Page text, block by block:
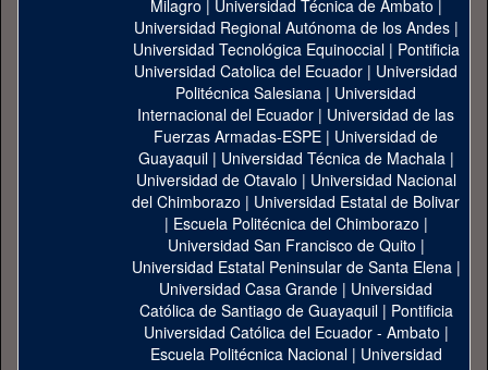
Milagro | Universidad Técnica de Ambato |
Universidad Regional Autónoma de los Andes|
Universidad Tecnológica Equinoccial| Pontificia
Universidad Catolica del Ecuador | Universidad
Politécnica Salesiana | Universidad
Internacional del Ecuador | Universidad de las
Fuerzas Armadas-ESPE | Universidad de
Guayaquil| Universidad Técnica de Machala|
Universidad de Otavalo | Universidad Nacional
del Chimborazo | Universidad Estatal de Bolivar
| Escuela Politécnica del Chimborazo |
Universidad San Francisco de Quito |
Universidad Estatal Peninsular de Santa Elena|
Universidad Casa Grande | Universidad
Católica de Santiago de Guayaquil| Pontificia
Universidad Católica del Ecuador - Ambato |
Escuela Politécnica Nacional| Universidad